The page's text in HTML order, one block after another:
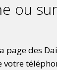
ou sur
page des